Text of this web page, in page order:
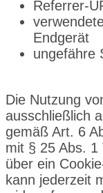
Referrer-
Endgerät
ungefähre
Die Nutzung
ausschließlich
gemäß Art. 6
mit § 25 Abs. 1
über ein
kann jederzeit